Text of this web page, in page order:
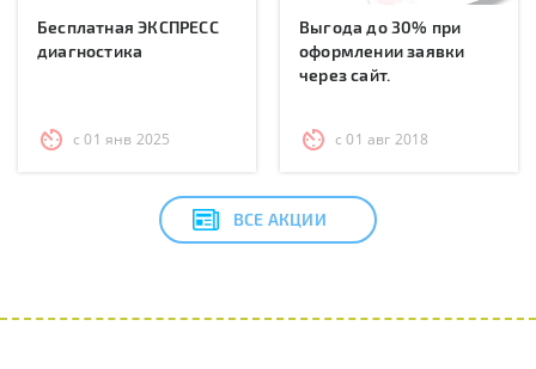
Бесплатная ЭКСПРЕСС
диагностика
с 01 янв 2025
Выгода до 30% при
оформлении заявки
через сайт.
с 01 авг 2018
ВСЕ АКЦИИ